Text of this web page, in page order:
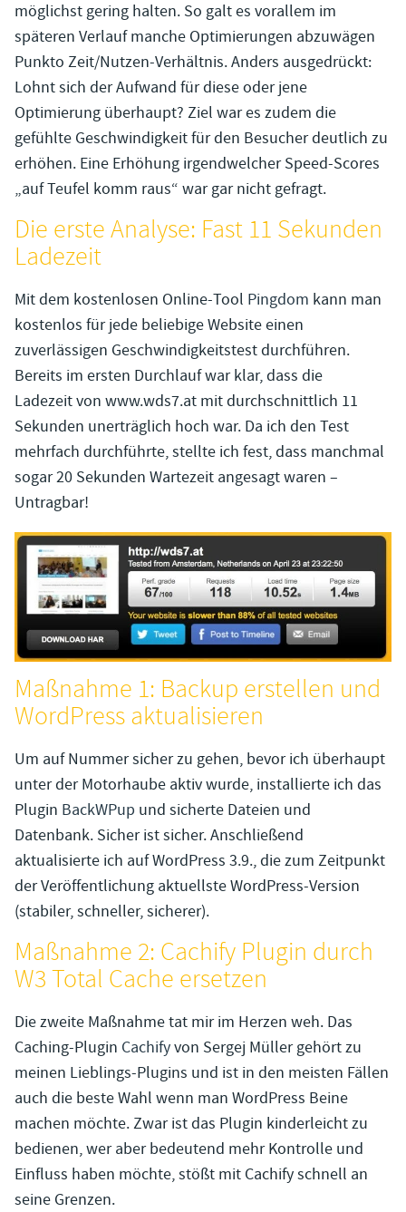
möglichst gering halten. So galt es vorallem im
späteren Verlauf manche Optimierungen abzuwägen
Punkto Zeit/Nutzen-Verhältnis. Anders ausgedrückt:
Lohnt sich der Aufwand für diese oder jene
Optimierung überhaupt? Ziel war es zudem die
gefühlte Geschwindigkeit für den Besucher deutlich zu
erhöhen. Eine Erhöhung irgendwelcher Speed-Scores
„auf Teufel komm raus“ war gar nicht gefragt.
Die erste Analyse: Fast 11 Sekunden
Ladezeit
Mit dem kostenlosen Online-Tool Pingdom kann man
kostenlos für jede beliebige Website einen
zuverlässigen Geschwindigkeitstest durchführen.
Bereits im ersten Durchlauf war klar, dass die
Ladezeit von www.wds7.at mit durchschnittlich 11
Sekunden unerträglich hoch war. Da ich den Test
mehrfach durchführte, stellte ich fest, dass manchmal
sogar 20 Sekunden Wartezeit angesagt waren –
Untragbar!
Maßnahme 1: Backup erstellen und
WordPress aktualisieren
Um auf Nummer sicher zu gehen, bevor ich überhaupt
unter der Motorhaube aktiv wurde, installierte ich das
Plugin BackWPup und sicherte Dateien und
Datenbank. Sicher ist sicher. Anschließend
aktualisierte ich auf WordPress 3.9., die zum Zeitpunkt
der Veröffentlichung aktuellste WordPress-Version
(stabiler, schneller, sicherer).
Maßnahme 2: Cachify Plugin durch
W3 Total Cache ersetzen
Die zweite Maßnahme tat mir im Herzen weh. Das
Caching-Plugin Cachifyvon Sergej Müller gehört zu
meinen Lieblings-Plugins und ist in den meisten Fällen
auch die beste Wahl wenn man WordPress Beine
machen möchte. Zwar ist das Plugin kinderleicht zu
bedienen, wer aber bedeutend mehr Kontrolle und
Einfluss haben möchte, stößt mit Cachify schnell an
seine Grenzen.